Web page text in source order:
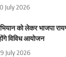
July 2026
को लेकर भाजपा
विविध आयोजन
July 2026